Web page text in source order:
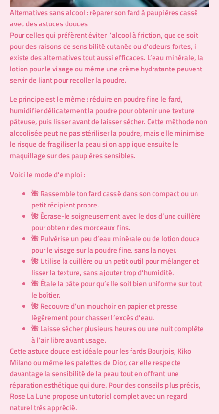
Alternatives sans alcool : réparer son fard à paupières cassé
avec des astuces douces
Pour celles qui préfèrent éviter l’alcool à friction, que ce soit
pour des raisons de sensibilité cutanée ou d’odeurs fortes, il
existe des alternatives tout aussi efficaces. L’eau minérale, la
lotion pour le visage ou même une crème hydratante peuvent
servir de liant pour recoller la poudre.
Le principe est le même : réduire en poudre fine le fard,
humidifier délicatement la poudre pour obtenir une texture
pâteuse, puis lisser avant de laisser sécher. Cette méthode non
alcoolisée peut ne pas stériliser la poudre, mais elle minimise
le risque de fragiliser la peau si on applique ensuite le
maquillage sur des paupières sensibles.
Voici le mode d’emploi :
🌺 Rassemble ton fard cassé dans son compact ou un
petit récipient propre.
🌺 Écrase-le soigneusement avec le dos d’une cuillère
pour obtenir des morceaux fins.
🌺 Pulvérise un peu d’eau minérale ou de lotion douce
pour le visage sur la poudre fine, sans la noyer.
🌺 Utilise la cuillère ou un petit outil pour mélanger et
lisser la texture, sans ajouter trop d’humidité.
🌺 Étale la pâte pour qu’elle soit bien uniforme sur tout
le boîtier.
🌺 Recouvre d’un mouchoir en papier et presse
légèrement pour chasser l’excès d’eau.
🌺 Laisse sécher plusieurs heures ou une nuit complète
à l’air libre avant usage.
Cette astuce douce est idéale pour les fards Bourjois, Kiko
Milano ou même les palettes de Dior, car elle respecte
davantage la sensibilité de la peau tout en offrant une
réparation esthétique qui dure. Pour des conseils plus précis,
Rose La Lune propose un tutoriel complet avec un regard
naturel très apprécié.